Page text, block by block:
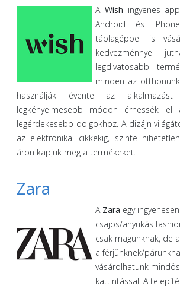
A Wish ingyenes
Android és
táblagéppel is
kedvezménnyel
legdivatosabb
minden az
használják évente az
legkényelmesebb módon érhessék
legérdekesebb dolgokhoz. A dizájn
az elektronikai cikkekig, szinte
áron kapjuk meg a termékeket.
Zara
A Zara egy
csajos/anyukás
csak magunknak, de
a férjünknek/
vásárolhatunk
kattintással. A